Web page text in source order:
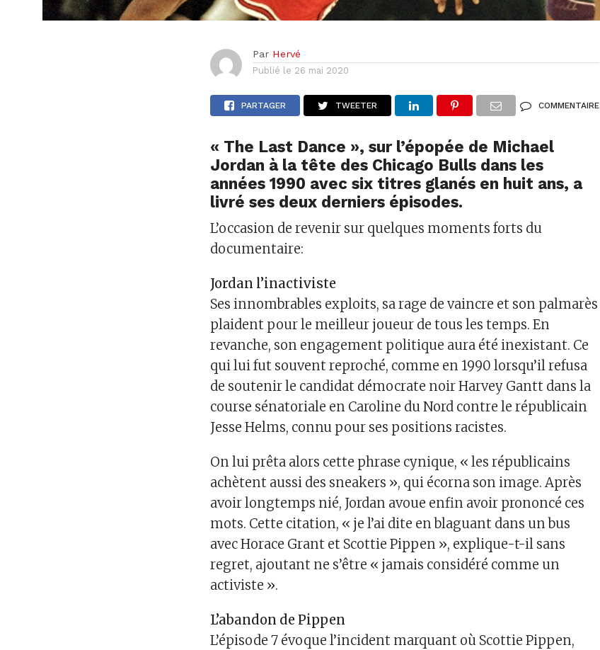
Par Hervé
Publié le 26 mai 2020
PARTAGER TWEETER COMMENTAIRE
« The Last Dance », sur l’épopée de Michael
Jordan à la tête des Chicago Bulls dans les
années 1990 avec six titres glanés en huit ans, a
livré ses deux derniers épisodes.
L’occasion de revenir sur quelques moments forts du
documentaire:
Jordan l’inactiviste
Ses innombrables exploits, sa rage de vaincre et son palmarès
plaident pour le meilleur joueur de tous les temps. En
revanche, son engagement politique aura été inexistant. Ce
qui lui fut souvent reproché, comme en 1990 lorsqu’il refusa
de soutenir le candidat démocrate noir Harvey Gantt dans la
course sénatoriale en Caroline du Nord contre le républicain
Jesse Helms, connu pour ses positions racistes.
On lui prêta alors cette phrase cynique, « les républicains
achètent aussi des sneakers », qui écorna son image. Après
avoir longtemps nié, Jordan avoue enfin avoir prononcé ces
mots. Cette citation, « je l’ai dite en blaguant dans un bus
avec Horace Grant et Scottie Pippen », explique-t-il sans
regret, ajoutant ne s’être « jamais considéré comme un
activiste ».
L’abandon de Pippen
L’épisode 7 évoque l’incident marquant où Scottie Pippen,